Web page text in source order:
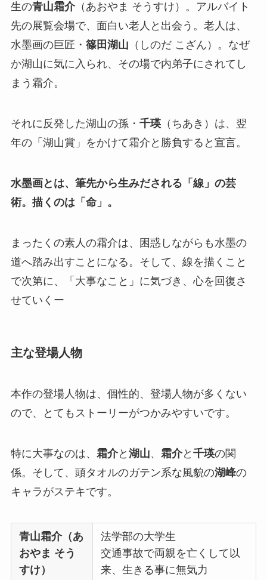
生の青山霜介（あおやま そうすけ）。アルバイト
先の展覧会場で、面白い老人と出会う。老人は、
水墨画の巨匠・ 篠田湖山 （しのだ こざん）。なぜ
か湖山に気に入られ、その場で内弟子にされてし
まう霜介。
それに反発した湖山の孫・ 千瑛（ちあき）は、翌
年の「湖山賞」をかけて霜介と勝負すると宣言。
水墨画とは、筆先から生みだされる「線」の芸
術。描くのは「命」。
まったくの素人の霜介は、困惑しながらも水墨の
道へ踏み出すことになる。そして、線を描くこと
で次第に、「大事なこと」に気づき、心を回復さ
せていくー
主な登場人物
本作の登場人物は、個性的、登場人物が多くない
ので、とてもストーリーがつかみやすいです。
特に大事なのは、 霜介と 湖山、 霜介と 千瑛の関
係。そして、頭タオルのガテン系な風貌の湖峰の
キャラがステキです。
青山霜介（あ
おやま そう
すけ）
法学部の大学生
交通事故で両親を亡くして以
来、生きる事に無気力